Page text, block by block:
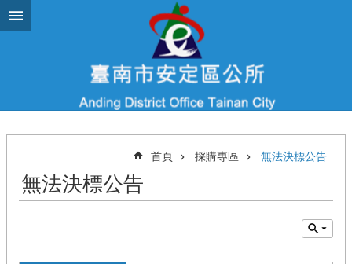
跳到主要內容區塊
首頁 採購專區 無法決標公告
無法決標公告